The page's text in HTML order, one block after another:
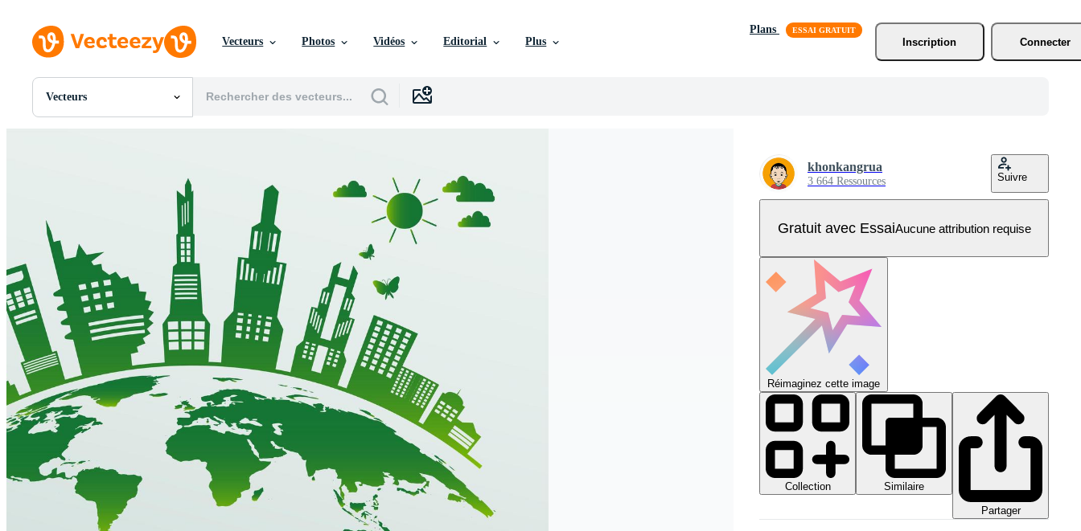
Vecteurs Photos Vidéos Editorial Plus
Plans
Inscription
Connecter
Vecteurs
Toutes Images
Motion graphics
Images Éditoriales
Événements Éditoriaux
khonkangrua
3 664 Ressources Suivre
Gratuit avec EssaiAucune attribution requise
Réimaginez cette image
Collection
Similaire
Partager